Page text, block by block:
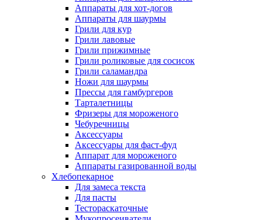
Аппараты для хот-догов
Аппараты для шаурмы
Грили для кур
Грили лавовые
Грили прижимные
Грили роликовые для сосисок
Грили саламандра
Ножи для шаурмы
Прессы для гамбургеров
Тарталетницы
Фризеры для мороженого
Чебуречницы
Аксессуары
Аксессуары для фаст-фуд
Аппарат для мороженого
Аппараты газированной воды
Хлебопекарное
Для замеса текста
Для пасты
Тестораскаточные